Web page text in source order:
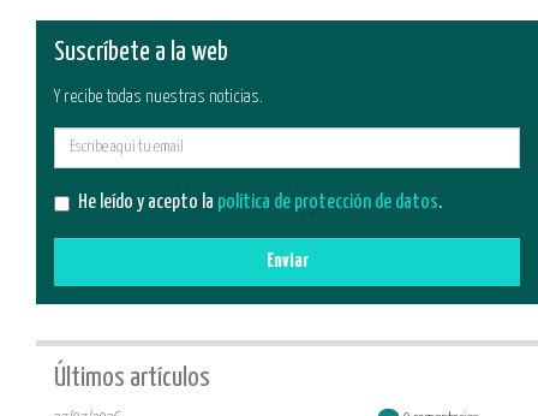
Suscríbete a la web
Y recibe todas nuestras noticias.
He leído y acepto la política de protección de datos.
Enviar
Últimos artículos